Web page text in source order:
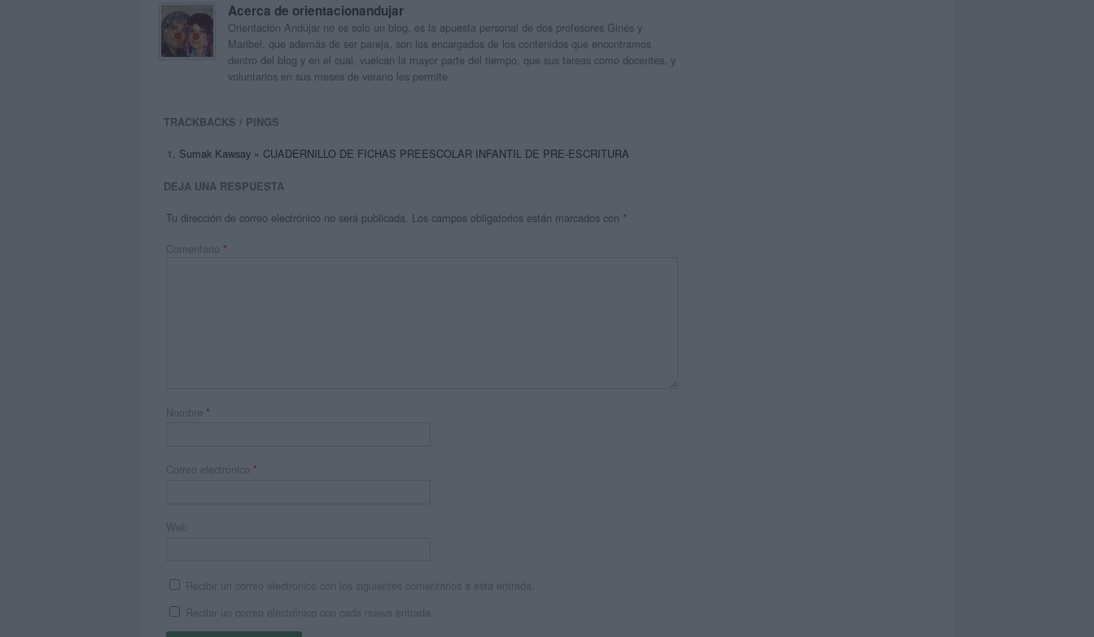
Acerca de orientacionandujar
Orientación Andújar no es solo un blog, es la apuesta personal de dos profesores Ginés y
Maribel, que además de ser pareja, son los encargados de los contenidos que encontramos
dentro del blog y en el cual, vuelcan la mayor parte del tiempo, que sus tareas como docentes, y
voluntarios en sus meses de verano les permite.
TRACKBACKS / PINGS
Sumak Kawsay » CUADERNILLO DE FICHAS PREESCOLAR INFANTIL DE PRE-ESCRITURA
DEJA UNA RESPUESTA
Tu dirección de correo electrónico no será publicada. Los campos obligatorios están marcados con *
Comentario *
Nombre *
Correo electrónico *
Web
Recibir un correo electrónico con los siguientes comentarios a esta entrada.
Recibir un correo electrónico con cada nueva entrada.